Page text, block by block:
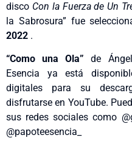
disco Con la Fuerza de Un
la Sabrosura” fue
2022 .
“Como una Ola” de
Esencia ya está
digitales para su
disfrutarse en YouTube.
sus redes sociales como
@papoteesencia_